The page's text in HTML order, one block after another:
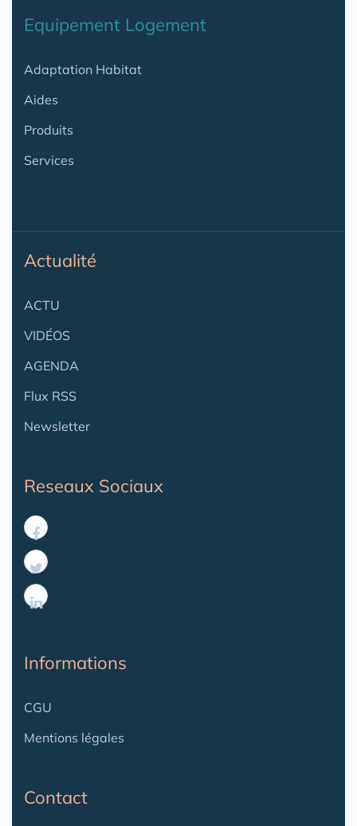
Equipement Logement
Adaptation Habitat
Aides
Produits
Services
Actualité
ACTU
VIDÉOS
AGENDA
Flux RSS
Newsletter
Reseaux Sociaux
Informations
CGU
Mentions légales
Contact